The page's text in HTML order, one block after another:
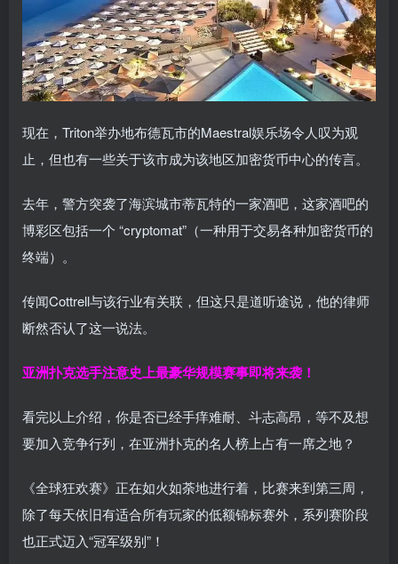
现在，Triton举办地布德瓦市的Maestral娱乐场令人叹为观
止，但也有一些关于该市成为该地区加密货币中心的传言。
去年，警方突袭了海滨城市蒂瓦特的一家酒吧，这家酒吧的
博彩区包括一个 “cryptomat”（一种用于交易各种加密货币的
终端）。
传闻Cottrell与该行业有关联，但这只是道听途说，他的律师
断然否认了这一说法。
亚洲扑克选手注意史上最豪华规模赛事即将来袭！
看完以上介绍，你是否已经手痒难耐、斗志高昂，等不及想
要加入竞争行列，在亚洲扑克的名人榜上占有一席之地？
《全球狂欢赛》正在如火如荼地进行着，比赛来到第三周，
除了每天依旧有适合所有玩家的低额锦标赛外，系列赛阶段
也正式迈入“冠军级别”！